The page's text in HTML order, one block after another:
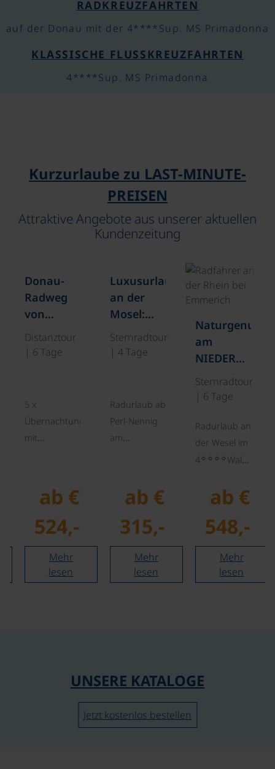
RADKREUZFAHRTEN
auf der Donau mit der 4****Sup. MS Primadonna
©
KLASSISCHE FLUSSKREUZFAHRTEN
4****Sup. MS Primadonna
Kurzurlaube zu LAST-MINUTE-
PREISEN
Attraktive Angebote aus unserer aktuellen
Kundenzeitung
Donau-
Radweg
von
Passau
nach
Distanztour
| 6 Tage
5 x
Übernachtung
mit
von Passau
bis Wien,
Donau
Touristik
Geschenke
nach Wahl,…
ab €
524,-
Mehr
lesen
Kurztour
Luxusurlaub
an der
Mosel:
Weinidylle
in
Sternradtour
| 4 Tage
Radurlaub ab
Perl-Nennig
am
Superior-
VICTOR's
Residenz-
Hotel Schloss
Berg aus, 3
ab €
315,-
Mehr
lesen
©
Naturgenuss
am
NIEDERRHEIN
ab Wesel
Sternradtour
| 6 Tage
Radurlaub an
der Wesel im
4 ☼☼☼☼Waldhotel
mit
ab €
548,-
Mehr
lesen
UNSERE KATALOGE
Jetzt kostenlos bestellen